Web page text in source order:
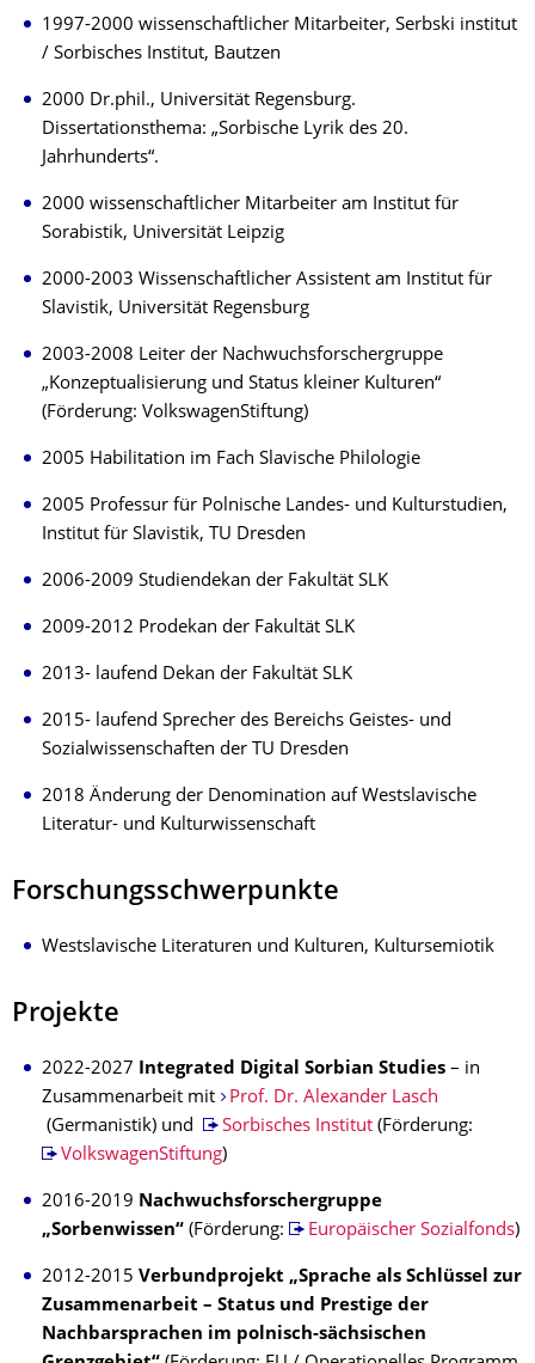
1997-2000 wissenschaftlicher Mitarbeiter, Serbski institut
/ Sorbisches Institut, Bautzen
2000 Dr.phil., Universität Regensburg.
Dissertationsthema: „Sorbische Lyrik des 20.
Jahrhunderts“.
2000 wissenschaftlicher Mitarbeiter am Institut für
Sorabistik, Universität Leipzig
2000-2003 Wissenschaftlicher Assistent am Institut für
Slavistik, Universität Regensburg
2003-2008 Leiter der Nachwuchsforschergruppe
„Konzeptualisierung und Status kleiner Kulturen“
(Förderung: VolkswagenStiftung)
2005 Habilitation im Fach Slavische Philologie
2005 Professur für Polnische Landes- und Kulturstudien,
Institut für Slavistik, TU Dresden
2006-2009 Studiendekan der Fakultät SLK
2009-2012 Prodekan der Fakultät SLK
2013- laufend Dekan der Fakultät SLK
2015- laufend Sprecher des Bereichs Geistes- und
Sozialwissenschaften der TU Dresden
2018 Änderung der Denomination auf Westslavische
Literatur- und Kulturwissenschaft
Forschungsschwerpunkte
Westslavische Literaturen und Kulturen, Kultursemiotik
Projekte
2022-2027 Integrated Digital Sorbian Studies – in
Zusammenarbeit mit
Prof. Dr. Alexander Lasch
(Germanistik) und
Sorbisches Institut(Förderung:
VolkswagenStiftung)
2016-2019 Nachwuchsforschergruppe
„Sorbenwissen“ (Förderung: Europäischer Sozialfonds)
2012-2015 Verbundprojekt „Sprache als Schlüssel zur
Zusammenarbeit – Status und Prestige der
Nachbarsprachen im polnisch-sächsischen